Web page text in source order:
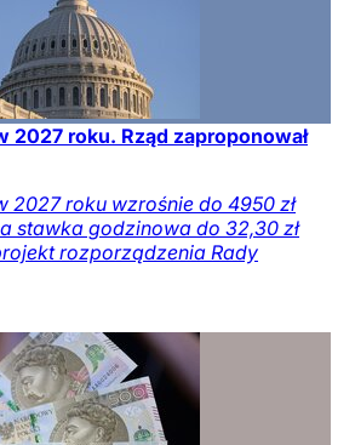
2027 roku. Rząd zaproponował
2027 roku wzrośnie do 4950 zł
stawka godzinowa do 32,30 zł
rozporządzenia Rady